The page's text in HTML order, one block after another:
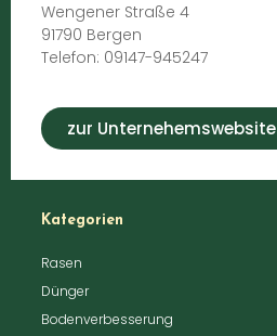
Wengener Straße 4
91790 Bergen
Telefon: 09147-945247
zur Unternehemswebsite
Kategorien
Rasen
Dünger
Bodenverbesserung